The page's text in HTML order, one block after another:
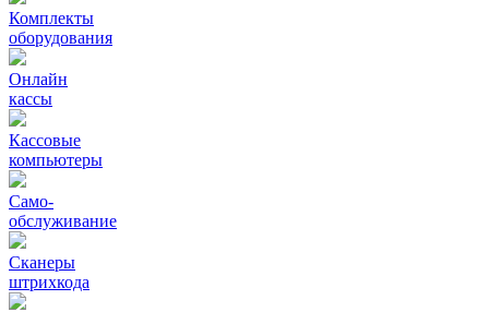
Комплекты
оборудования
Онлайн
кассы
Кассовые
компьютеры
Само-
обслуживание
Сканеры
штрихкода